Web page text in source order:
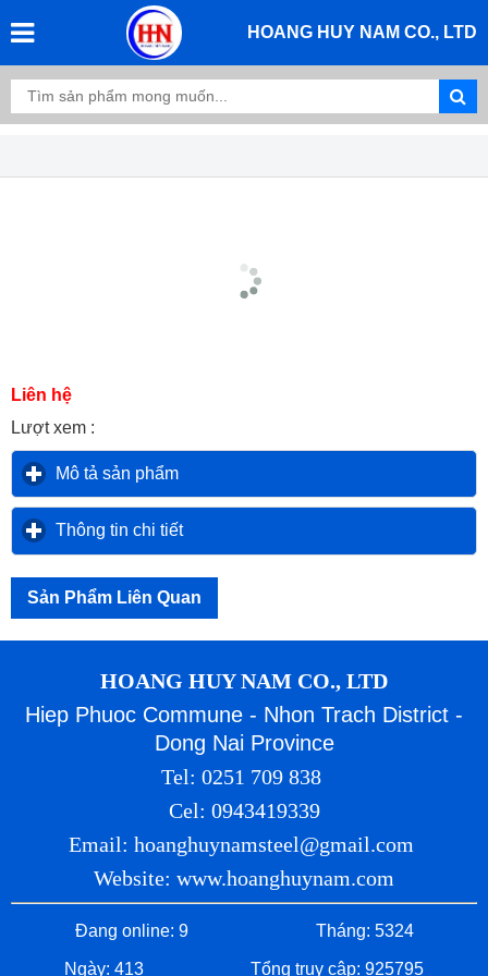
HOANG HUY NAM CO., LTD
Liên hệ
Lượt xem :
Mô tả sản phẩm
Thông tin chi tiếtclick to expand contents
Sản Phẩm Liên Quan
HOANG HUY NAM CO., LTD
Hiep Phuoc Commune - Nhon Trach District -
Dong Nai Province
Tel: 0251 709 838
Cel: 0943419339
Email: hoanghuynamsteel@gmail.com
Website: www.hoanghuynam.com
Đang online: 9 Tháng: 5324
Ngày: 413 Tổng truy cập: 925795